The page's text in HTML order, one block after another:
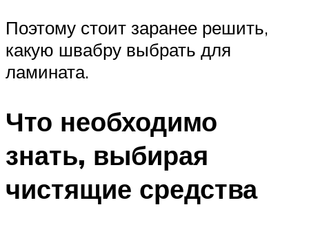
Поэтому стоит заранее решить,
какую швабру выбрать для
ламината.
Что необходимо
знать, выбирая
чистящие средства